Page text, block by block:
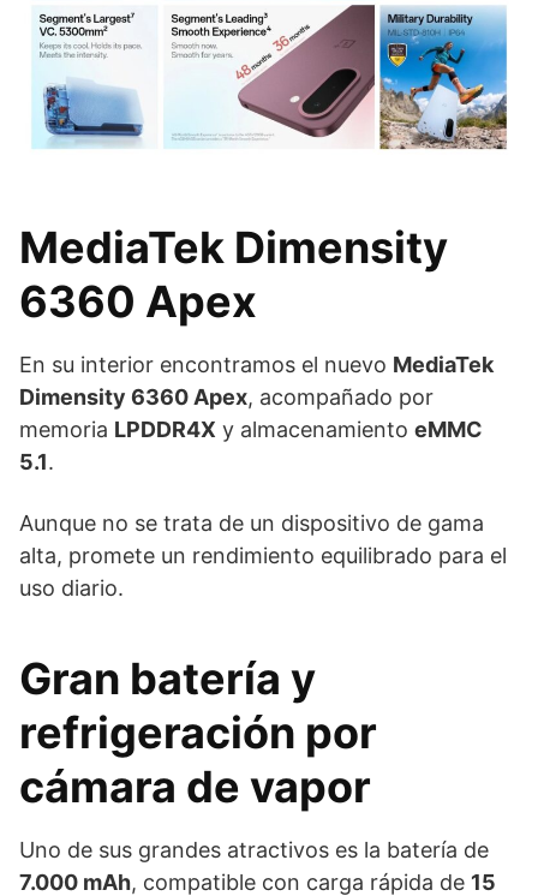
MediaTek Dimensity
6360 Apex
En su interior encontramos el nuevo MediaTek
Dimensity 6360 Apex, acompañado por
memoria LPDDR4X y almacenamiento eMMC
5.1.
Aunque no se trata de un dispositivo de gama
alta, promete un rendimiento equilibrado para el
uso diario.
Gran batería y
refrigeración por
cámara de vapor
Uno de sus grandes atractivos es la batería de
7.000 mAh, compatible con carga rápida de 15